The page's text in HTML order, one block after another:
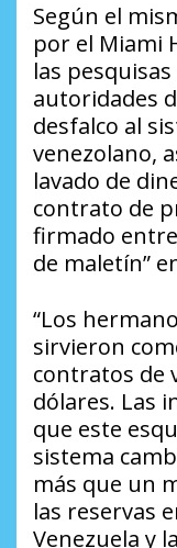
Según el
por el Miami
las
autoridades
desfalco al
venezolano,
lavado de
contrato de
firmado entre
de maletín”
“Los
sirvieron
contratos de
dólares. Las
que este
sistema
más que un
las reservas
Venezuela y